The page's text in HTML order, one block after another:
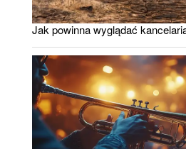
Jak powinna wyglądać